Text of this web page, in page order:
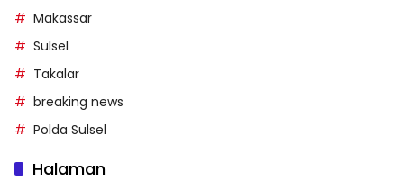
Makassar
Sulsel
Takalar
breaking news
Polda Sulsel
Halaman